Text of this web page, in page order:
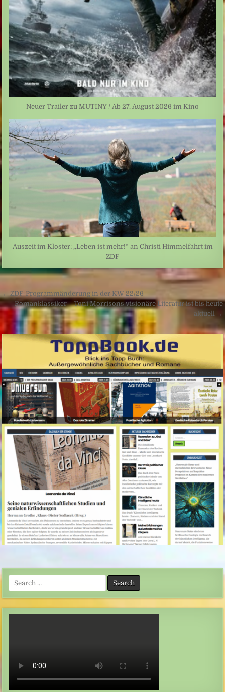
Neuer Trailer zu MUTINY / Ab 27. August 2026 im Kino
Auszeit im Kloster: „Leben ist mehr!“ an Christi Himmelfahrt im
ZDF
Beitragsnavigation
← ZDF-Programmänderung in der KW 22/26
Romanklassiker – Toni Morrisons visionäre Literatur ist bis heute
aktuell →
Search
for: